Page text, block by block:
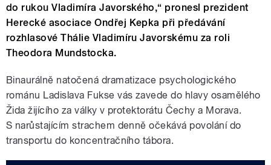
do rukou Vladimíra Javorského,“ pronesl prezident
Herecké asociace Ondřej Kepka při předávání
rozhlasové Thálie Vladimíru Javorskému za roli
Theodora Mundstocka.
Binaurálně natočená dramatizace psychologického
románu Ladislava Fukse vás zavede do hlavy osamělého
Žida žijícího za války v protektorátu Čechy a Morava.
S narůstajícím strachem denně očekává povolání do
transportu do koncentračního tábora.